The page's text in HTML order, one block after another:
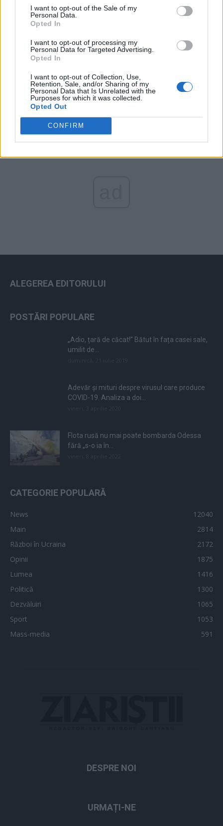
I want to opt-out of the Sale of my
Personal Data.
Opted In
I want to opt-out of processing my
Personal Data for Targeted Advertising.
Opted In
I want to opt-out of Collection, Use,
Retention, Sale, and/or Sharing of my
Personal Data that Is Unrelated with the
Purposes for which it was collected.
Opted Out
CONFIRM
România pe Primul Loc (Ponta)
Altul
Arhiva sondajelor
ALEGEREA EDITORULUI
POSTĂRI POPULARE
„Adio, țară de căcat!” Bătut în fața casei sale,
umilit de...
Adevăr și mituri despre virusul care produce
COVID-19. Analiza a doi...
Flota rusă nu mai poate bombarda Odessa
fără „s-o ia în...
CATEGORIE POPULARĂ
News
12040
Main
2814
Război în Ucraina
2172
Opinii
1875
Lumea
1416
Politică
1300
Dezvăluiri
1065
Sport
1053
Mass-media
591
DESPRE NOI
URMAȚI-NE